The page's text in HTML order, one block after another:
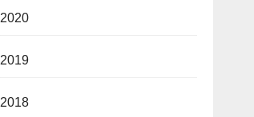
2020
2019
2018